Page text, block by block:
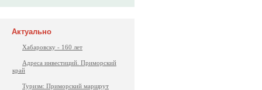
Актуально
Хабаровску - 160 лет
Адреса инвестиций. Приморский
край
Туризм: Приморский маршрут